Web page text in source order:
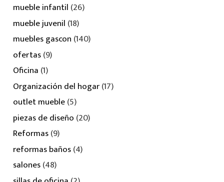
mueble infantil (26)
mueble juvenil (18)
muebles gascon (140)
ofertas(9)
Oficina (1)
Organización del hogar(17)
outlet mueble(5)
piezas de diseño (20)
Reformas(9)
reformas baños(4)
salones(48)